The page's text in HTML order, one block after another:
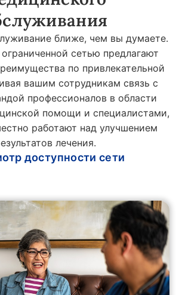
ближе, чем вы думаете.
сетью предлагают
по привлекательной
вашим сотрудникам связь с
профессионалов в области
помощи и специалистами,
работают над улучшением
лечения.
доступности сети